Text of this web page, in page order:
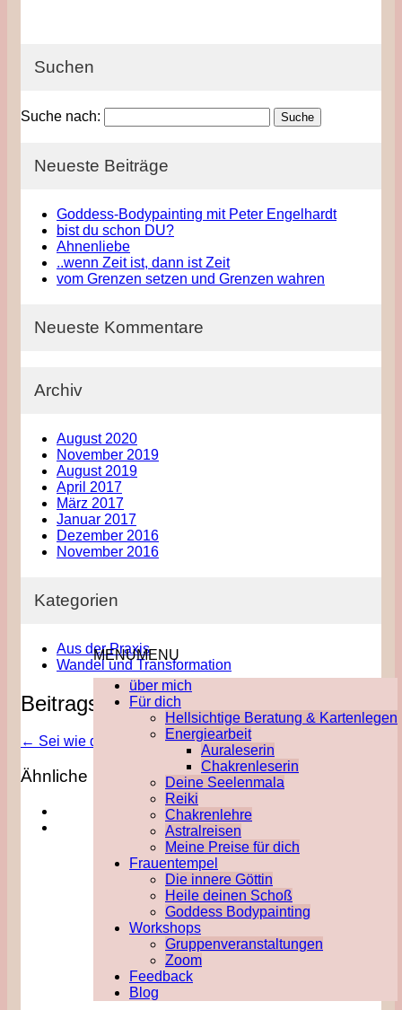
MENUMENU
über mich
Für dich
Hellsichtige Beratung & Kartenlegen
Energiearbeit
Auraleserin
Chakrenleserin
Deine Seelenmala
Reiki
Chakrenlehre
Astralreisen
Meine Preise für dich
Frauentempel
Die innere Göttin
Heile deinen Schoß
Goddess Bodypainting
Workshops
Gruppenveranstaltungen
Zoom
Feedback
Blog
Suchen
Suche nach:
Neueste Beiträge
Goddess-Bodypainting mit Peter Engelhardt
bist du schon DU?
Ahnenliebe
..wenn Zeit ist, dann ist Zeit
vom Grenzen setzen und Grenzen wahren
Neueste Kommentare
Archiv
August 2020
November 2019
August 2019
April 2017
März 2017
Januar 2017
Dezember 2016
November 2016
Kategorien
Aus der Praxis
Wandel und Transformation
Beitragsnavigation
← Sei wie die Weide, nah am Wasser
Ähnliche Beiträge: